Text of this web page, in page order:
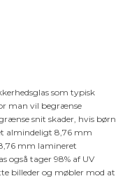
som typisk
man vil begrænse
snit skader, hvis børn
almindeligt 8,76 mm
mm lamineret
også tager 98% af UV
billeder og møbler mod at